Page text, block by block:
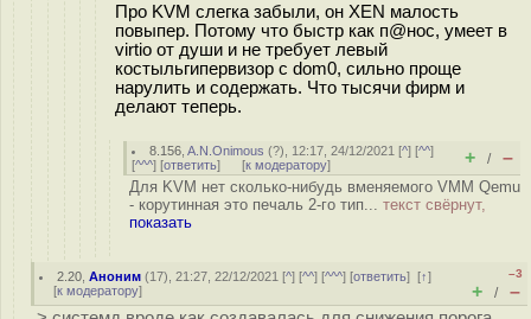
Про KVM слегка забыли, он XEN малость
повыпер. Потому что быстр как п@нос, умеет в
virtio от души и не требует левый
костыльгипервизор с dom0, сильно проще
нарулить и содержать. Что тысячи фирм и
делают теперь.
8.156 ,A.N.Onimous (?), 12:17, 24/12/2021 [^] [^^]
[^^^] [ответить] [к модератору] + / –
Для KVM нет сколько-нибудь вменяемого VMM Qemu
- корутинная это печаль 2-го тип... текст свёрнут,
показать
2.20 ,Аноним (17), 21:27, 22/12/2021 [^] [^^] [^^^] [ответить][↑]
[к модератору]
–3
+ / –